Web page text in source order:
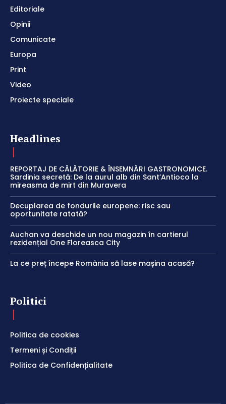
Editoriale
Opinii
Comunicate
Europa
Print
Video
Proiecte speciale
Headlines
REPORTAJ DE CĂLĂTORIE & ÎNSEMNĂRI GASTRONOMICE.
Sardinia secretă: De la aurul alb din Sant’Antioco la
mireasma de mirt din Muravera
Decuplarea de fondurile europene: risc sau
oportunitate ratată?
Auchan va deschide un nou magazin în cartierul
rezidențial One Floreasca City
La ce preț începe România să lase mașina acasă?
Politici
Politica de cookies
Termeni și Condiții
Politica de Confidențialitate